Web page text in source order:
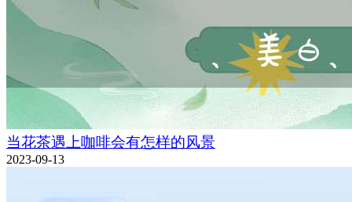
当花茶遇上咖啡会有怎样的风景
2023-09-13